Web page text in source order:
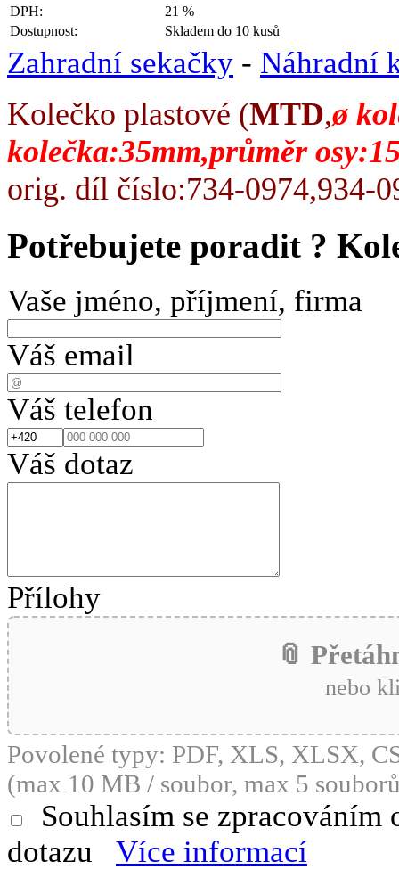
DPH:
21 %
Dostupnost:
Skladem do 10 kusů
Zahradní sekačky - Náhradní
Kolečko plastové (MTD,ø
kolečka:35mm,průměr
orig. díl číslo:734-0974,934-
Potřebujete poradit ?
Vaše jméno, příjmení, firma
Váš email
Váš telefon
Váš dotaz
Přílohy
📎
nebo
Povolené typy: PDF, XLS, XLSX,
(max 10 MB / soubor, max 5
Souhlasím se
dotazu
Více informací